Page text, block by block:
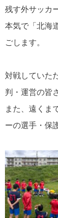
残す外サッカ
本気で「北海
ごします。
対戦していた
判・運営の皆
また、遠くま
ーの選手・保